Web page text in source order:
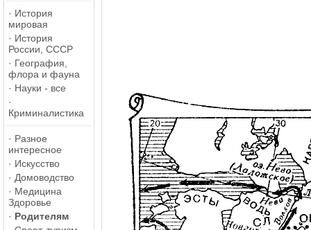
· История
мировая
· История
России, СССР
· География,
флора и фауна
· Науки - все
·
Криминалистика
· Разное
интересное
· Искусство
· Домоводство
· Медицина
Здоровье
· Родителям